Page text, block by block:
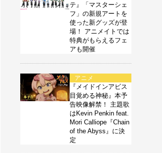
テ』「マスターシェ
フ」の新規アートを
使った新グッズが登
場！ アニメイトでは
特典がもらえるフェ
アも開催
アニメ
『メイドインアビス
目覚める神秘』本予
告映像解禁！ 主題歌
はKevin Penkin feat.
Mori Calliope『Chain
of the Abyss』に決
定